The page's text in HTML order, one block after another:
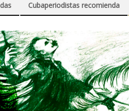
Cubaperiodistas recomienda